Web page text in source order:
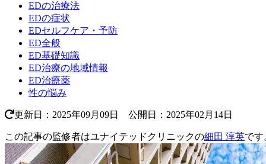
EDの治療法
EDの症状
EDセルフケア・予防
ED全般
ED基礎知識
ED治療の地域情報
ED治療薬
性の悩み
更新日：2025年09月09日 公開日：2025年02月14日
この記事の監修者はユナイテッドクリニックの細田 淳英です